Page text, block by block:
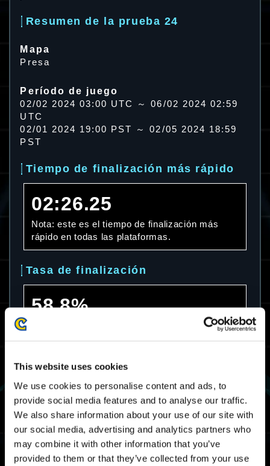
This website uses cookies
We use cookies to personalise content and ads, to
provide social media features and to analyse our traffic.
We also share information about your use of our site with
our social media, advertising and analytics partners who
may combine it with other information that you’ve
provided to them or that they’ve collected from your use
Resumen de la prueba 24
Mapa
Presa
Período de juego
02/02 2024 03:00 UTC ～ 06/02 2024 02:59
UTC
02/01 2024 19:00 PST ～ 02/05 2024 18:59
PST
Tiempo de finalización más rápido
02:26.25
Nota: este es el tiempo de finalización más
rápido en todas las plataformas.
Tasa de finalización
58.8%
Nota: esta es la tasa de finalización en todas
Tiempo de finalización promedio
08:03.25
Nota: este es el tiempo de finalización
promedio en todas las plataformas.